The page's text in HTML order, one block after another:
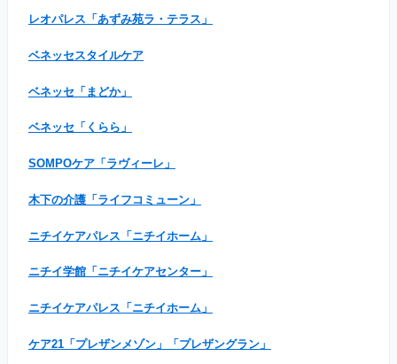
レオパレス「あずみ苑ラ・テラス」
ベネッセスタイルケア
ベネッセ「まどか」
ベネッセ「くらら」
SOMPOケア「ラヴィーレ」
木下の介護「ライフコミューン」
ニチイケアパレス「ニチイホーム」
ニチイ学館「ニチイケアセンター」
ニチイケアパレス「ニチイホーム」
ケア21「プレザンメゾン」「プレザングラン」